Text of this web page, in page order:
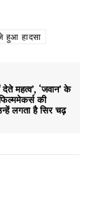
हुआ हादसा
देते महत्व’, ‘जवान’ के
की
लगता है सिर चढ़